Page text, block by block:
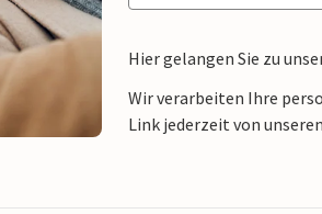
Hier gelangen Sie zu
Wir verarbeiten Ihre
Link jederzeit von